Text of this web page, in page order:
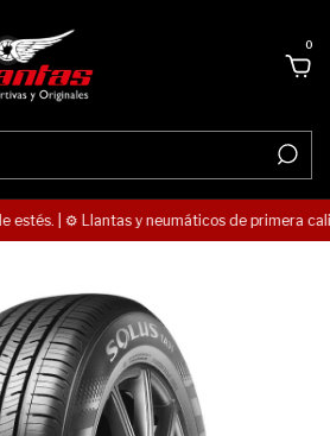
0
| ⚙️ Llantas y neumáticos de primera